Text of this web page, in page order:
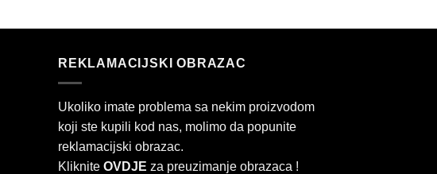
REKLAMACIJSKI OBRAZAC
Ukoliko imate problema sa nekim proizvodom
koji ste kupili kod nas, molimo da popunite
reklamacijski obrazac.
Kliknite OVDJE za preuzimanje obrazaca !